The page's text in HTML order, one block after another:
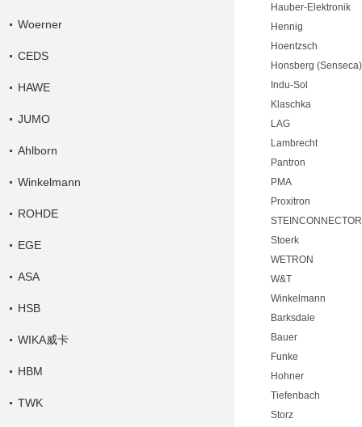
Woerner
CEDS
HAWE
JUMO
Ahlborn
Winkelmann
ROHDE
EGE
ASA
HSB
WIKA威卡
HBM
TWK
Hauber-Elektronik
Hennig
Hoentzsch
Honsberg (Senseca)
Indu-Sol
Klaschka
LAG
Lambrecht
Pantron
PMA
Proxitron
STEINCONNECTOR
Stoerk
WETRON
W&T
Winkelmann
Barksdale
Bauer
Funke
Hohner
Tiefenbach
Storz